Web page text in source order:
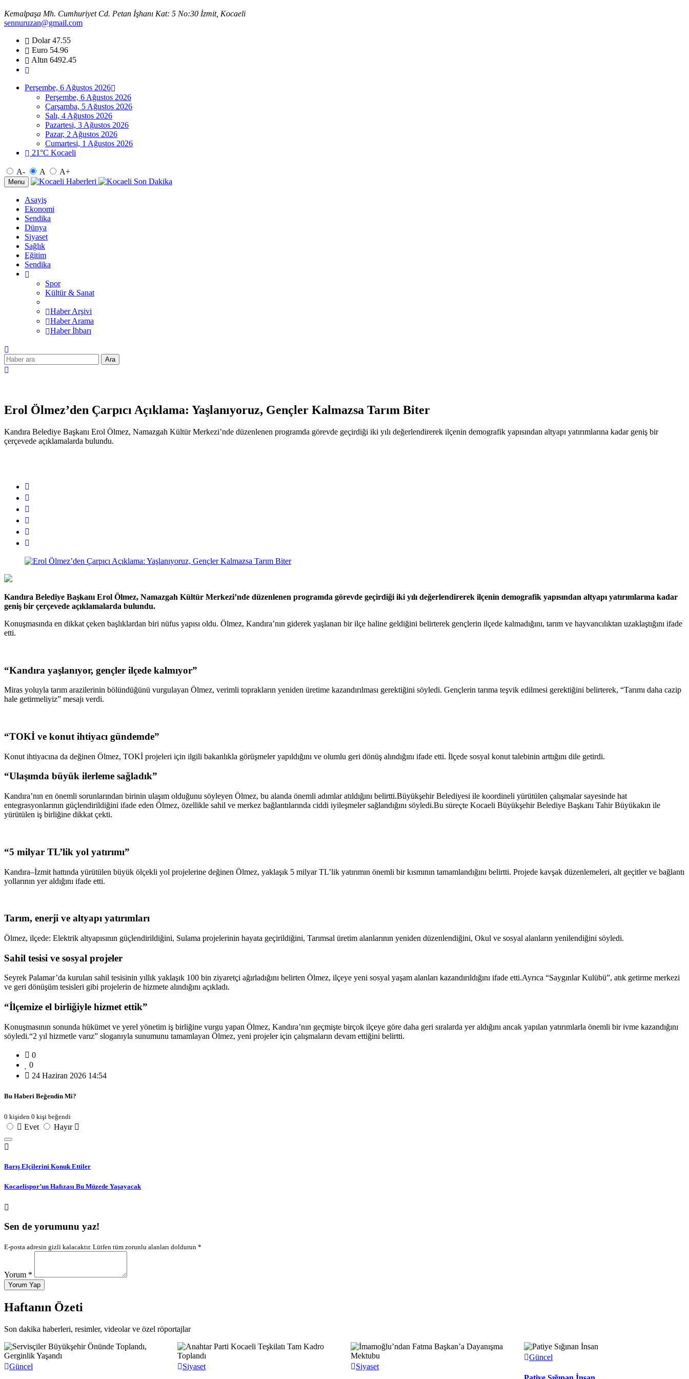
Kemalpaşa Mh. Cumhuriyet Cd. Petan İşhanı Kat: 5 No:30 İzmit, Kocaeli
sennuruzan@gmail.com
Dolar47.55
Euro 54.96
Altın 6492.45
Perşembe, 6 Ağustos 2026
Perşembe, 6 Ağustos 2026
Çarşamba, 5 Ağustos 2026
Salı, 4 Ağustos 2026
Pazartesi, 3 Ağustos 2026
Pazar, 2 Ağustos 2026
Cumartesi, 1 Ağustos 2026
21°C Kocaeli
A- A A+
Menu
Asayiş
Ekonomi
Sendika
Dünya
Siyaset
Sağlık
Eğitim
Sendika
Spor
Kültür & Sanat
Haber Arşivi
Haber Arama
Haber İhbarı
Ara
Erol Ölmez’den Çarpıcı Açıklama: Yaşlanıyoruz, Gençler Kalmazsa Tarım Biter
Kandıra Belediye Başkanı Erol Ölmez, Namazgah Kültür Merkezi’nde düzenlenen programda görevde geçirdiği iki yılı değerlendirerek ilçenin demografik yapısından altyapı yatırımlarına kadar geniş bir
çerçevede açıklamalarda bulundu.
Kandıra Belediye Başkanı Erol Ölmez, Namazgah Kültür Merkezi’nde düzenlenen programda görevde geçirdiği iki yılı değerlendirerek ilçenin demografik yapısından altyapı yatırımlarına kadar
geniş bir çerçevede açıklamalarda bulundu.
Konuşmasında en dikkat çeken başlıklardan biri nüfus yapısı oldu. Ölmez, Kandıra’nın giderek yaşlanan bir ilçe haline geldiğini belirterek gençlerin ilçede kalmadığını, tarım ve hayvancılıktan uzaklaştığını ifade
etti.
“Kandıra yaşlanıyor, gençler ilçede kalmıyor”
Miras yoluyla tarım arazilerinin bölündüğünü vurgulayan Ölmez, verimli toprakların yeniden üretime kazandırılması gerektiğini söyledi. Gençlerin tarıma teşvik edilmesi gerektiğini belirterek, “Tarımı daha cazip
hale getirmeliyiz” mesajı verdi.
“TOKİ ve konut ihtiyacı gündemde”
Konut ihtiyacına da değinen Ölmez, TOKİ projeleri için ilgili bakanlıkla görüşmeler yapıldığını ve olumlu geri dönüş alındığını ifade etti. İlçede sosyal konut talebinin arttığını dile getirdi.
“Ulaşımda büyük ilerleme sağladık”
Kandıra’nın en önemli sorunlarından birinin ulaşım olduğunu söyleyen Ölmez, bu alanda önemli adımlar atıldığını belirtti.Büyükşehir Belediyesi ile koordineli yürütülen çalışmalar sayesinde hat
entegrasyonlarının güçlendirildiğini ifade eden Ölmez, özellikle sahil ve merkez bağlantılarında ciddi iyileşmeler sağlandığını söyledi.Bu süreçte Kocaeli Büyükşehir Belediye Başkanı Tahir Büyükakın ile
yürütülen iş birliğine dikkat çekti.
“5 milyar TL’lik yol yatırımı”
Kandıra–İzmit hattında yürütülen büyük ölçekli yol projelerine değinen Ölmez, yaklaşık 5 milyar TL’lik yatırımın önemli bir kısmının tamamlandığını belirtti. Projede kavşak düzenlemeleri, alt geçitler ve bağlantı
yollarının yer aldığını ifade etti.
Tarım, enerji ve altyapı yatırımları
Ölmez, ilçede: Elektrik altyapısının güçlendirildiğini, Sulama projelerinin hayata geçirildiğini, Tarımsal üretim alanlarının yeniden düzenlendiğini, Okul ve sosyal alanların yenilendiğini söyledi.
Sahil tesisi ve sosyal projeler
Seyrek Palamar’da kurulan sahil tesisinin yıllık yaklaşık 100 bin ziyaretçi ağırladığını belirten Ölmez, ilçeye yeni sosyal yaşam alanları kazandırıldığını ifade etti.Ayrıca “Saygınlar Kulübü”, atık getirme merkezi
ve geri dönüşüm tesisleri gibi projelerin de hizmete alındığını açıkladı.
“İlçemize el birliğiyle hizmet ettik”
Konuşmasının sonunda hükümet ve yerel yönetim iş birliğine vurgu yapan Ölmez, Kandıra’nın geçmişte birçok ilçeye göre daha geri sıralarda yer aldığını ancak yapılan yatırımlarla önemli bir ivme kazandığını
söyledi.“2 yıl hizmetle varız” sloganıyla sunumunu tamamlayan Ölmez, yeni projeler için çalışmaların devam ettiğini belirtti.
0
0
24 Haziran 2026 14:54
Bu Haberi Beğendin Mi?
0 kişiden 0 kişi beğendi
Evet Hayır
Barış Elçilerini Konuk Ettiler
Kocaelispor’un Hafızası Bu Müzede Yaşayacak
Sen de yorumunu yaz!
E-posta adresin gizli kalacaktır. Lütfen tüm zorunlu alanları doldurun *
Yorum *
Yorum Yap
Haftanın Özeti
Son dakika haberleri, resimler, videolar ve özel röportajlar
Güncel Siyaset Siyaset
Güncel